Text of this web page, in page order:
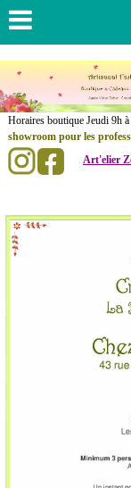
Horaires boutique Jeudi
showroom pour les
Art'elier